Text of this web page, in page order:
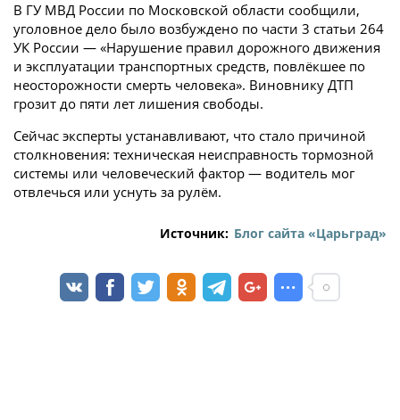
В ГУ МВД России по Московской области сообщили,
уголовное дело было возбуждено по части 3 статьи 264
УК России — «Нарушение правил дорожного движения
и эксплуатации транспортных средств, повлёкшее по
неосторожности смерть человека». Виновнику ДТП
грозит до пяти лет лишения свободы.
Сейчас эксперты устанавливают, что стало причиной
столкновения: техническая неисправность тормозной
системы или человеческий фактор — водитель мог
отвлечься или уснуть за рулём.
Источник: Блог сайта «Царьград»